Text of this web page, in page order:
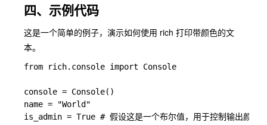
四、示例代码
这是一个简单的例子，演示如何使用 rich 打印带颜色的文
本。
from rich.console import Console
console = Console()
name = "World"
is_admin = True # 假设这是一个布尔值，用于控制输出颜色